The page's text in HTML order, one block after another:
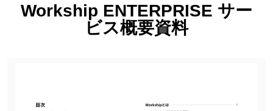
Workship ENTERPRISE サー
ビス概要資料